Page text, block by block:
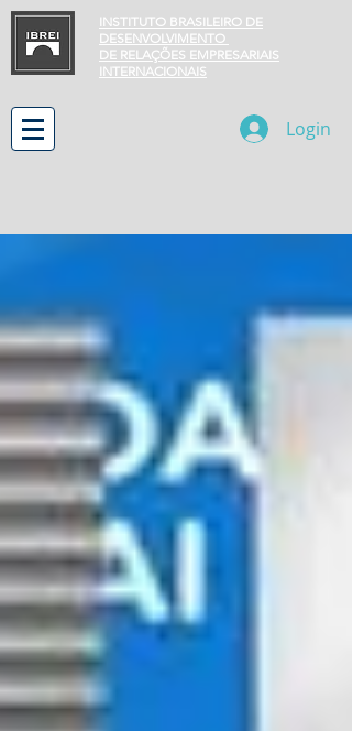
INSTITUTO BRASILEIRO DE
DESENVOLVIMENTO
DE RELAÇÕES EMPRESARIAIS
INTERNACIONAIS
Login